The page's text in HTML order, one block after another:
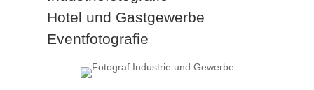
Hotel und Gastgewerbe
Eventfotografie